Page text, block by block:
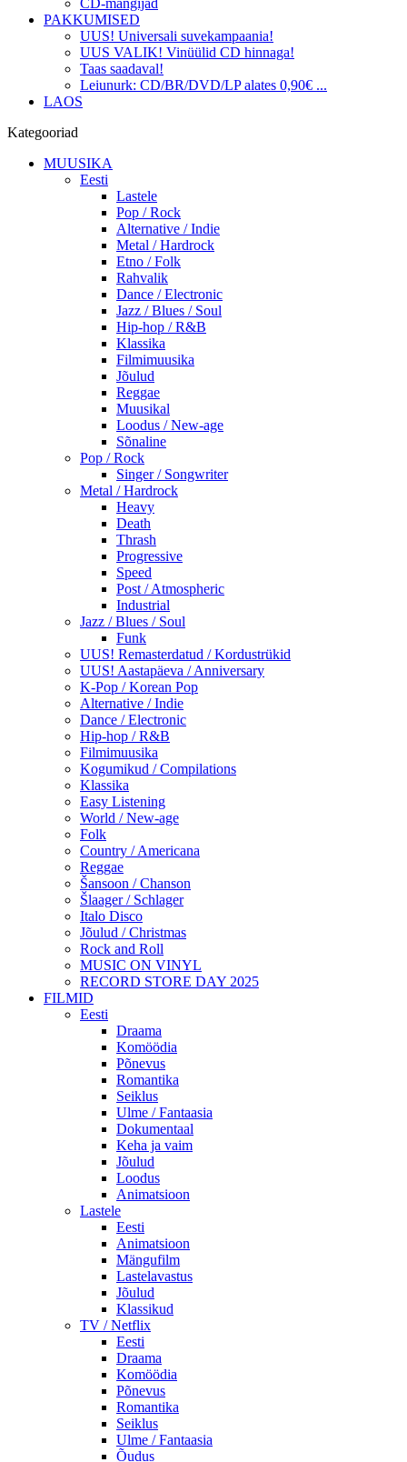
CD-mängijad
PAKKUMISED
UUS! Universali suvekampaania!
UUS VALIK! Vinüülid CD hinnaga!
Taas saadaval!
Leiunurk: CD/BR/DVD/LP alates 0,90€ ...
LAOS
Kategooriad
MUUSIKA
Eesti
Lastele
Pop / Rock
Alternative / Indie
Metal / Hardrock
Etno / Folk
Rahvalik
Dance / Electronic
Jazz / Blues / Soul
Hip-hop / R&B
Klassika
Filmimuusika
Jõulud
Reggae
Muusikal
Loodus / New-age
Sõnaline
Pop / Rock
Singer / Songwriter
Metal / Hardrock
Heavy
Death
Thrash
Progressive
Speed
Post / Atmospheric
Industrial
Jazz / Blues / Soul
Funk
UUS! Remasterdatud / Kordustrükid
UUS! Aastapäeva / Anniversary
K-Pop / Korean Pop
Alternative / Indie
Dance / Electronic
Hip-hop / R&B
Filmimuusika
Kogumikud / Compilations
Klassika
Easy Listening
World / New-age
Folk
Country / Americana
Reggae
Šansoon / Chanson
Šlaager / Schlager
Italo Disco
Jõulud / Christmas
Rock and Roll
MUSIC ON VINYL
RECORD STORE DAY 2025
FILMID
Eesti
Draama
Komöödia
Põnevus
Romantika
Seiklus
Ulme / Fantaasia
Dokumentaal
Keha ja vaim
Jõulud
Loodus
Animatsioon
Lastele
Eesti
Animatsioon
Mängufilm
Lastelavastus
Jõulud
Klassikud
TV / Netflix
Eesti
Draama
Komöödia
Põnevus
Romantika
Seiklus
Ulme / Fantaasia
Õudus